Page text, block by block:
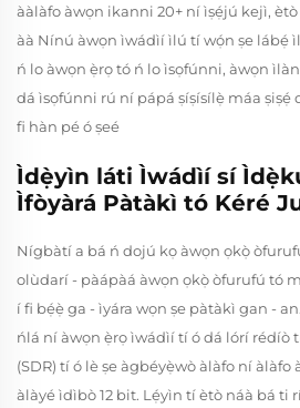
ààlàfo àwọn ikanni 20+ ní ìṣẹ́jú kejì,
àà Nínú àwọn ìwádìí ìlú tí wọ́n ṣe lábẹ́
ń lo àwọn ẹ̀rọ tó ń lo ìsọfúnni, àwọn
dá ìsọfúnni rú ní pápá ṣíṣísílẹ̀ máa ṣiṣẹ́
fi hàn pé ó ṣeé
Ìdẹ̀yìn láti Ìwádìí sí
Ìfòyàrá Pàtàkì tó Kéré
Nígbàtí a bá ń dojú kọ àwọn ọkọ̀
olùdarí - pàápàá àwọn ọkọ̀ òfurufú tó
í fi bẹ́ẹ̀ ga - ìyára wọn ṣe pàtàkì gan -
ńlá ní àwọn ẹ̀rọ ìwádìí tí ó dá lórí rédíò
(SDR) tí ó lè ṣe àgbéyẹ̀wò àlàfo ní
àlàyé ìdìbò 12 bit. Lẹ́yìn tí ètò náà bá ti